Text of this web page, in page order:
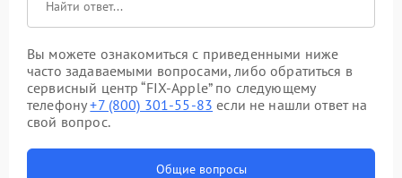
Вы можете ознакомиться с приведенными ниже
часто задаваемыми вопросами, либо обратиться в
сервисный центр “FIX-Apple” по следующему
телефону+7 (800) 301-55-83 если не нашли ответ на
свой вопрос.
Общие вопросы